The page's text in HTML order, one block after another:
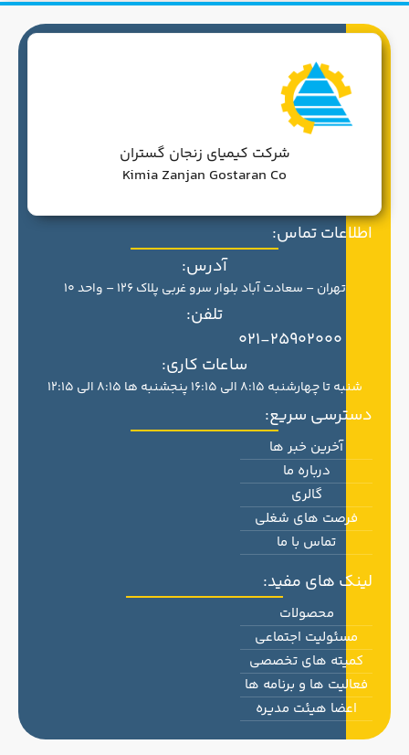
اطلاعات تماس:
آدرس:
تهران – سعادت آباد بلوار سرو غربی پلاک 126 – واحد 10
تلفن:
021-25902000
ساعات کاری:
شنبه تا چهارشنبه 8:15 الی 16:15 پنجشنبه ها 8:15 الی 12:15
دسترسی سریع:
آخرین خبر ها
درباره ما
گالری
فرصت های شغلی
تماس با ما
لینک های مفید:
محصولات
مسئولیت اجتماعی
کمیته های تخصصی
فعالیت ها و برنامه ها
اعضا هیئت مدیره
شرکت کیمیای زنجان گستران
Kimia Zanjan Gostaran Co